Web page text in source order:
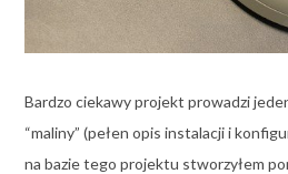
Bardzo ciekawy projekt prowadzi
“maliny” (pełen opis instalacji i
na bazie tego projektu stworzyłem